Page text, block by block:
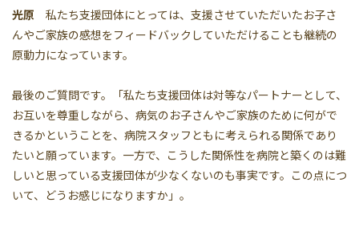
光原 私たち支援団体にとっては、支援させていただいたお子さ
んやご家族の感想をフィードバックしていただけることも継続の
原動力になっています。
最後のご質問です。「私たち支援団体は対等なパートナーとして、
お互いを尊重しながら、病気のお子さんやご家族のために何がで
きるかということを、病院スタッフともに考えられる関係であり
たいと願っています。一方で、こうした関係性を病院と築くのは難
しいと思っている支援団体が少なくないのも事実です。この点につ
いて、どうお感じになりますか」。